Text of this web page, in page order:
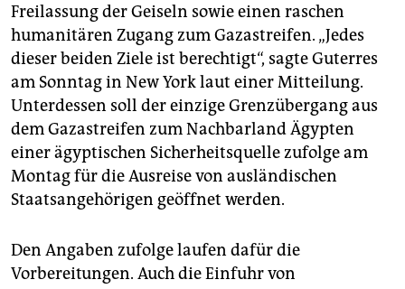
Freilassung der Geiseln sowie einen raschen
humanitären Zugang zum Gazastreifen. „Jedes
dieser beiden Ziele ist berechtigt“, sagte Guterres
am Sonntag in New York laut einer Mitteilung.
Unterdessen soll der einzige Grenzübergang aus
dem Gazastreifen zum Nachbarland Ägypten
einer ägyptischen Sicherheitsquelle zufolge am
Montag für die Ausreise von ausländischen
Staatsangehörigen geöffnet werden.
Den Angaben zufolge laufen dafür die
Vorbereitungen. Auch die Einfuhr von